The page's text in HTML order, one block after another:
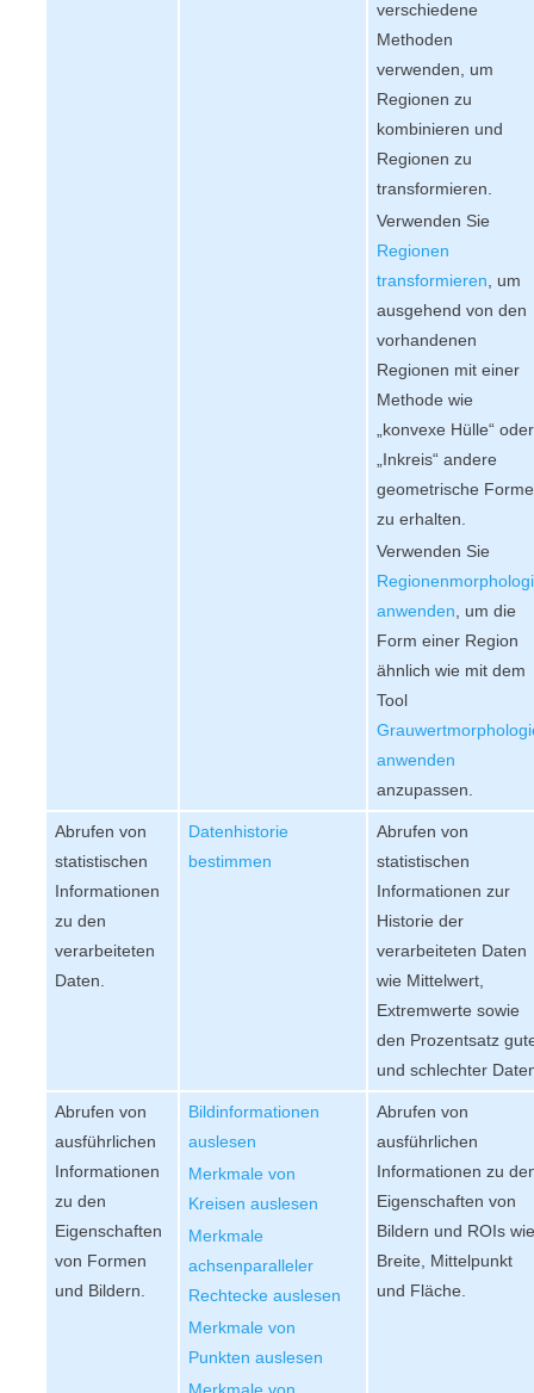
verschiedene
Methoden
verwenden, um
Regionen zu
kombinieren und
Regionen zu
transformieren.
Verwenden Sie
Regionen
transformieren , um
ausgehend von den
vorhandenen
Regionen mit einer
Methode wie
konvexe Hülle“ oder
Inkreis“ andere
geometrische
zu erhalten.
Verwenden Sie
anwenden , um die
Form einer Region
ähnlich wie mit dem
Tool
anwenden
anzupassen.
Abrufen von
statistischen
Informationen
zu den
verarbeiteten
Daten.
Datenhistorie
bestimmen
Abrufen von
statistischen
Informationen zur
Historie der
verarbeiteten Daten
wie Mittelwert,
Extremwerte sowie
den Prozentsatz
und schlechter
Abrufen von
ausführlichen
Informationen
zu den
Eigenschaften
von Formen
und Bildern.
Bildinformationen
auslesen
Merkmale von
Kreisen auslesen
Merkmale
achsenparalleler
Rechtecke auslesen
Merkmale von
Punkten auslesen
Abrufen von
ausführlichen
Informationen zu
Eigenschaften von
Bildern und ROIs
Breite, Mittelpunkt
und Fläche.